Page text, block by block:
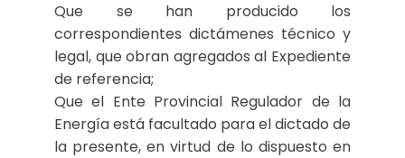
Que se han producido los
correspondientes dictámenes técnico y
legal, que obran agregados al Expediente
de referencia;
Que el Ente Provincial Regulador de la
Energía está facultado para el dictado de
la presente, en virtud de lo dispuesto en